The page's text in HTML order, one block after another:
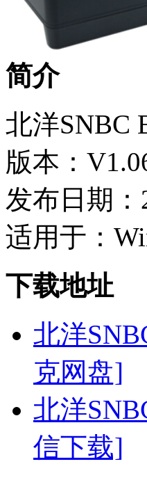
简介
北洋SNBC
版本：
发布日期：
适用于：
下载地址
北洋
克网盘]
北洋
信下载]